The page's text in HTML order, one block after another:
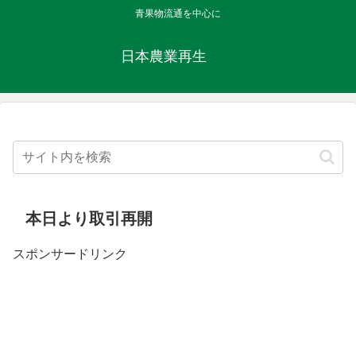
青果物流通を中心に
日本農業再生
本日より取引再開
スポンサードリンク